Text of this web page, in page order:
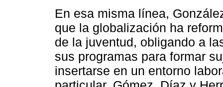
En esa misma línea,
que la globalización ha
de la juventud, obligando a
sus programas para formar
insertarse en un entorno